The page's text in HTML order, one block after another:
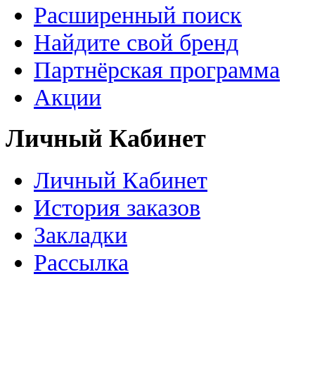
Расширенный поиск
Найдите свой бренд
Партнёрская программа
Акции
Личный Кабинет
Личный Кабинет
История заказов
Закладки
Рассылка